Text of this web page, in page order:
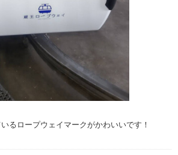
るロープウェイマークがかわいいです！